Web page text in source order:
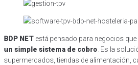
BDP NET está pensado para negocios que
un simple sistema de cobro . Es la
supermercados, tiendas de alimentación,